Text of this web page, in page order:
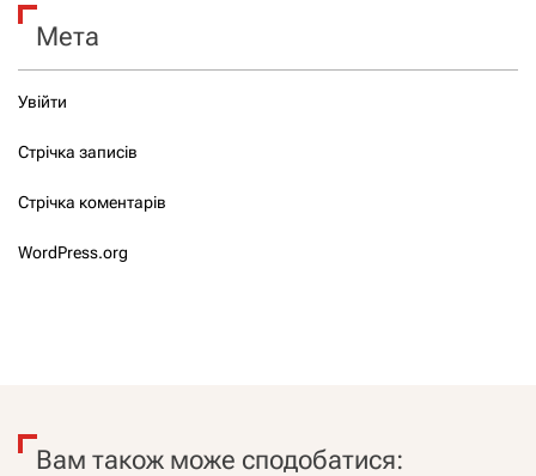
Мета
Увійти
Стрічка записів
Стрічка коментарів
WordPress.org
Вам також може сподобатися: